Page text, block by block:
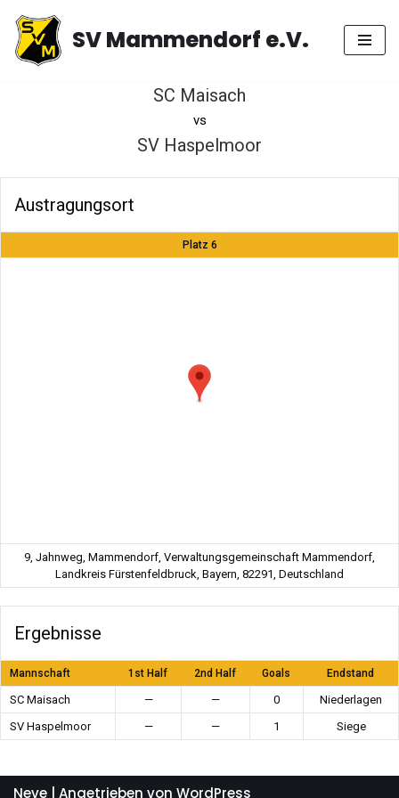
Zum
Inhalt
SV Mammendorf e.V.
SC Maisach
vs
SV Haspelmoor
Austragungsort
Platz 6
9, Jahnweg, Mammendorf, Verwaltungsgemeinschaft Mammendorf,
Landkreis Fürstenfeldbruck, Bayern, 82291, Deutschland
Ergebnisse
Mannschaft 1st Half 2nd Half Goals Endstand
SC Maisach — — 0
Niederlagen
SV Haspelmoor
— — 1 Siege
Neve | Angetrieben von WordPress